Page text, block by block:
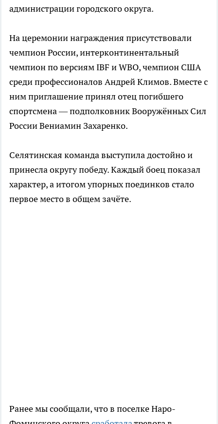
администрации городского округа.
На церемонии награждения присутствовали
чемпион России, интерконтинентальный
чемпион по версиям IBF и WBO, чемпион США
среди профессионалов Андрей Климов. Вместе с
ним приглашение принял отец погибшего
спортсмена — подполковник Вооружённых Сил
России Вениамин Захаренко.
Селятинская команда выступила достойно и
принесла округу победу. Каждый боец показал
характер, а итогом упорных поединков стало
первое место в общем зачёте.
Ранее мы сообщали, что в поселке Наро-